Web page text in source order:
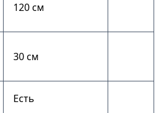
120 см
30 см
Есть